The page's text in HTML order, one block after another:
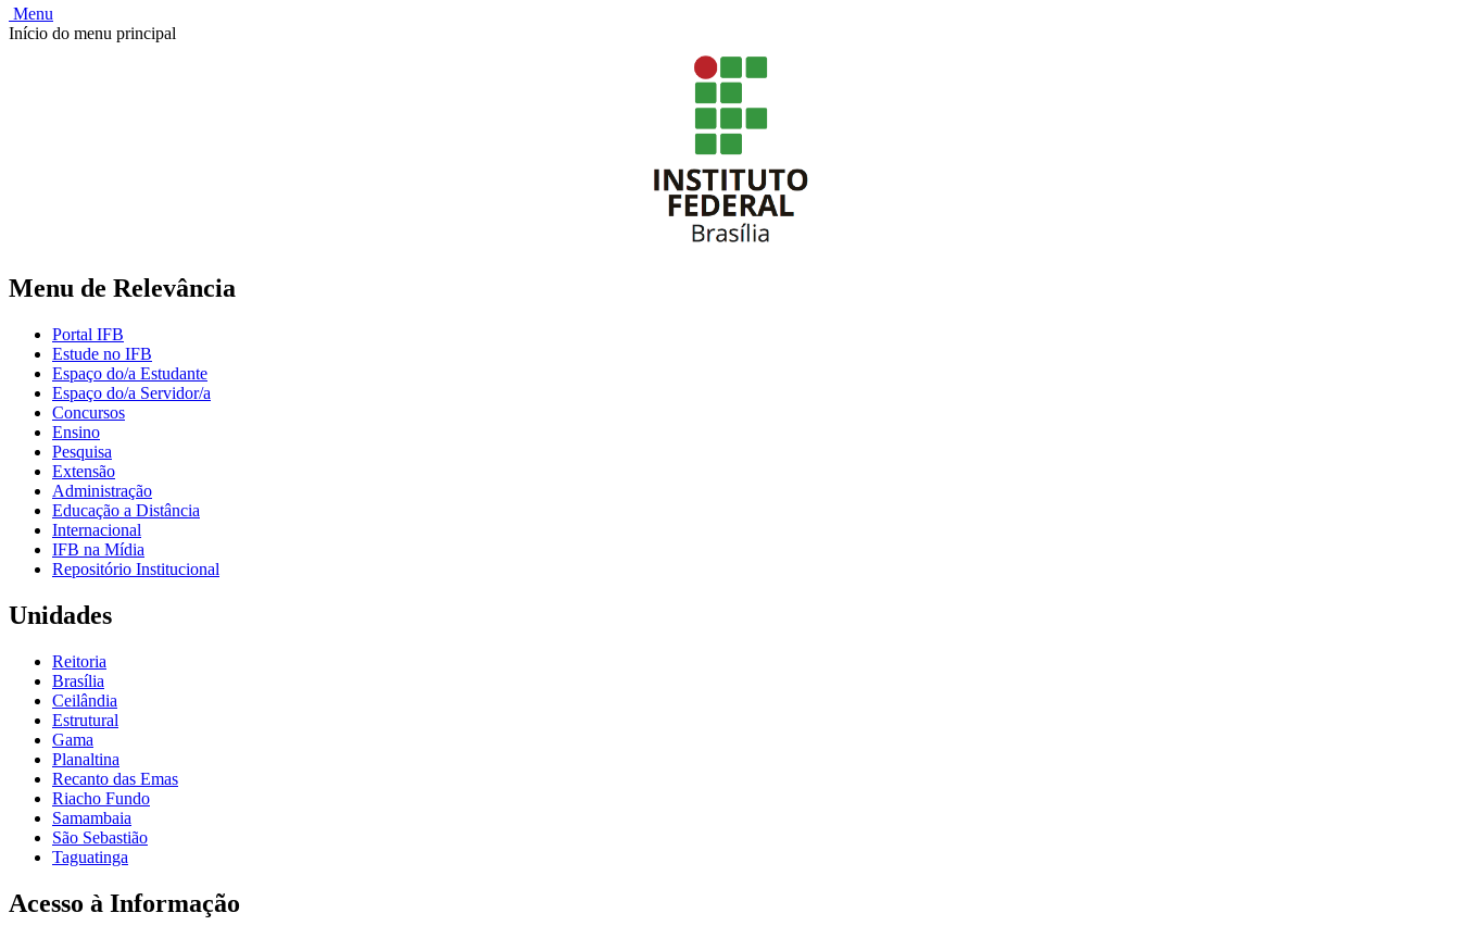
Menu
Início do menu principal
Menu de Relevância
Portal IFB
Estude no IFB
Espaço do/a Estudante
Espaço do/a Servidor/a
Concursos
Ensino
Pesquisa
Extensão
Administração
Educação a Distância
Internacional
IFB na Mídia
Repositório Institucional
Unidades
Reitoria
Brasília
Ceilândia
Estrutural
Gama
Planaltina
Recanto das Emas
Riacho Fundo
Samambaia
São Sebastião
Taguatinga
Acesso à Informação